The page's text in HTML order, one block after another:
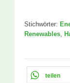
Stichwörter:
Renewables,
teilen